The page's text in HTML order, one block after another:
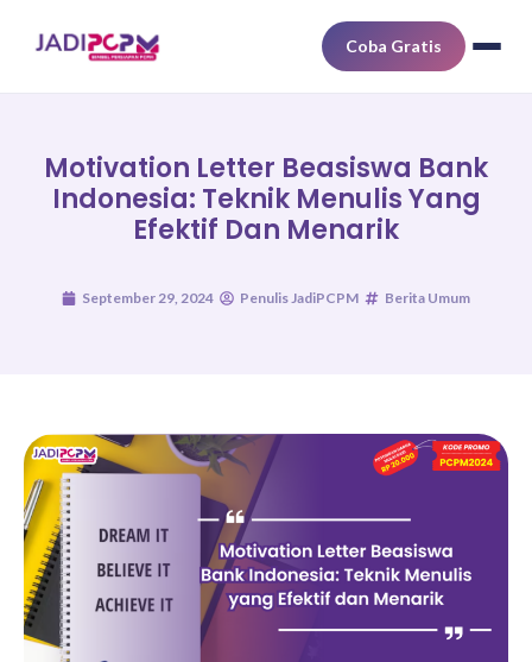
Coba Gratis
Motivation Letter Beasiswa Bank
Indonesia: Teknik Menulis Yang
Efektif Dan Menarik
September 29, 2024 Penulis JadiPCPM Berita Umum